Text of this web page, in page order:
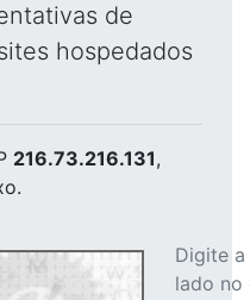
de
hospedados
216.73.216.131,
Digite
lado no